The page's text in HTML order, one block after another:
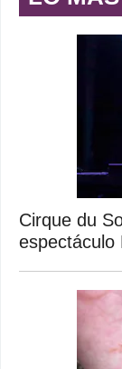
Cirque du
espectáculo